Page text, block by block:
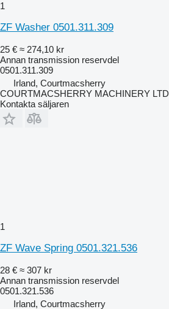
1
ZF Washer 0501.311.309
25 € ≈ 274,10 kr
Annan transmission reservdel
0501.311.309
Irland, Courtmacsherry
COURTMACSHERRY MACHINERY LTD
Kontakta säljaren
1
ZF Wave Spring 0501.321.536
28 € ≈ 307 kr
Annan transmission reservdel
0501.321.536
Irland, Courtmacsherry